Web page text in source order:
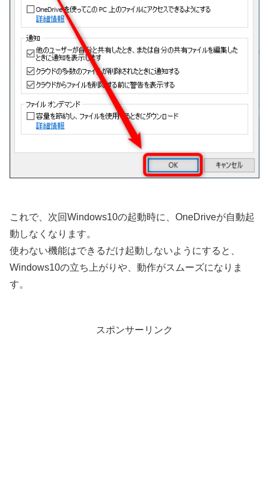
これで、次回Windows10の起動時に、OneDriveが自動起
動しなくなります。
使わない機能はできるだけ起動しないようにすると、
Windows10の立ち上がりや、動作がスムーズになりま
す。
スポンサーリンク